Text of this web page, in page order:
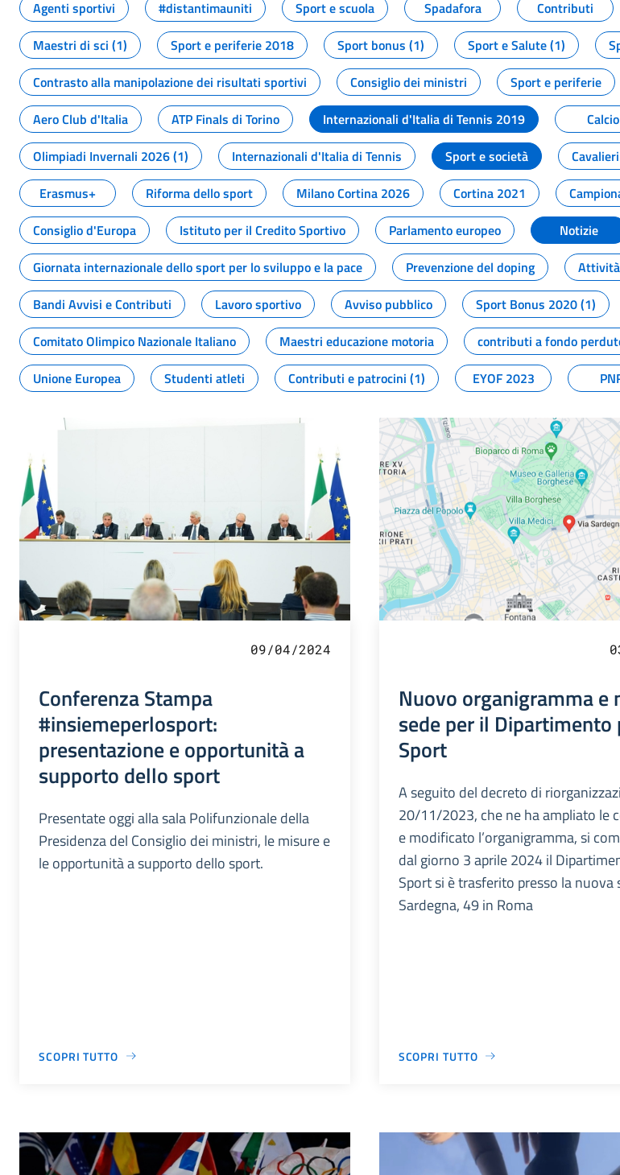
Agenti sportivi
#distantimauniti Sport e scuola Spadafora Contributi
Maestri di sci (1)
Sport e periferie 2018 Sport bonus (1) Sport e Salute (1)
Contrasto alla manipolazione dei risultati sportivi
Consiglio dei ministri Sport e periferie
Aero Club d'Italia
ATP Finals di Torino Internazionali d'Italia di Tennis 2019 Calcio
Olimpiadi Invernali 2026 (1)
Internazionali d'Italia di Tennis Sport e società
Erasmus+
Riforma dello sport Milano Cortina 2026 Cortina 2021
Consiglio d'Europa
Istituto per il Credito Sportivo Parlamento europeo Notizie
Giornata internazionale dello sport per lo sviluppo e la pace
Prevenzione del doping
Bandi Avvisi e Contributi
Lavoro sportivo Avviso pubblico Sport Bonus 2020 (1)
Comitato Olimpico Nazionale Italiano
Maestri educazione motoria contributi a fondo
Unione Europea
Studenti atleti Contributi e patrocini (1) EYOF 2023
09/04/2024
Conferenza Stampa
#insiemeperlosport:
presentazione e opportunità a
supporto dello sport
Presentate oggi alla sala Polifunzionale della
Presidenza del Consiglio dei ministri, le misure e
le opportunità a supporto dello sport.
SCOPRI TUTTO
Nuovo organigramma e
sede per il Dipartimento
Sport
A seguito del decreto di
20/11/2023, che ne ha ampliato le
e modificato l’organigramma, si
dal giorno 3 aprile 2024 il
Sport si è trasferito presso la nuova
Sardegna, 49 in Roma
SCOPRI TUTTO